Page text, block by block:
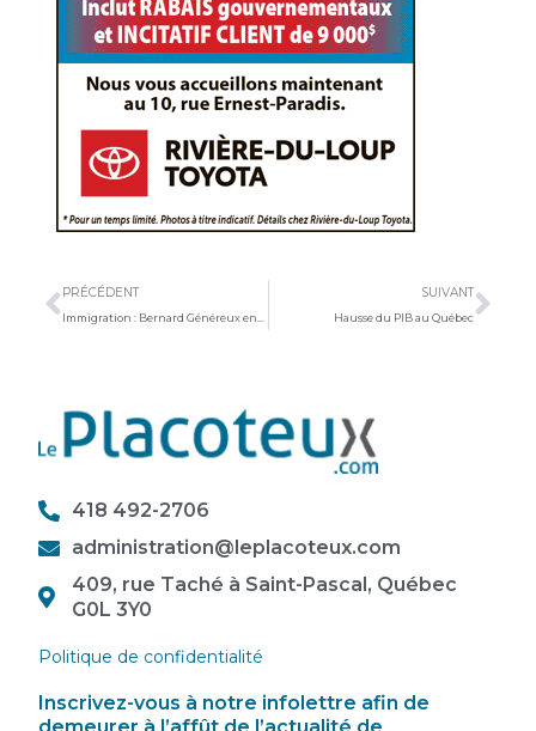
PRÉCÉDENT SUIVANT
Hausse du PIB au Québec
418 492-2706
administration@leplacoteux.com
409, rue Taché à Saint-Pascal, Québec
G0L 3Y0
Politique de confidentialité
Inscrivez-vous à notre infolettre afin de